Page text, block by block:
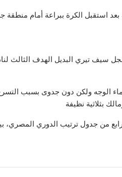
بعد استقبل الكرة ببراعة أمام
فاركو للدفاع للحفاظ على التقدم حتى كانت الدقيقة 96 سجل سيف تيري
الوجه ولكن دون جدوى بسبب التسرع
بثلاثية نظيفة
فريق الزمالك عند النقطة 29 في المركز الرابع من جدول ترتيب